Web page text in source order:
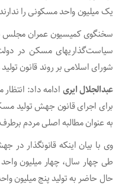
یک میلیون واحد مسکونی را
سخنگوی کمیسیون عمران مجلس
سیاست‌گذاریهای مسکن در
شورای اسلامی بر روند قانون
عبدالجلال ایریادامه داد:
برای اجرای قانون جهش تولید
به عنوان مطالبه اصلی مردم
وی با بیان اینکه قانونگذار
طی چهار سال، چهار میلیون
حال حاضر به تولید پنج میلیون